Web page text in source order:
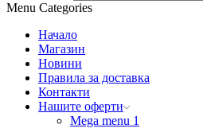
Menu Categories
Начало
Магазин
Новини
Правила за доставка
Контакти
Нашите оферти
Mega menu 1